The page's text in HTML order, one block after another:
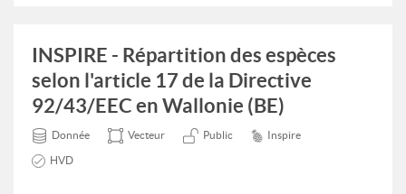
INSPIRE - Répartition des espèces
selon l'article 17 de la Directive
92/43/EEC en Wallonie (BE)
Donnée Vecteur Public Inspire
HVD